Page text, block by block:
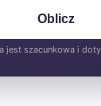
Oblicz
jest szacunkowa i